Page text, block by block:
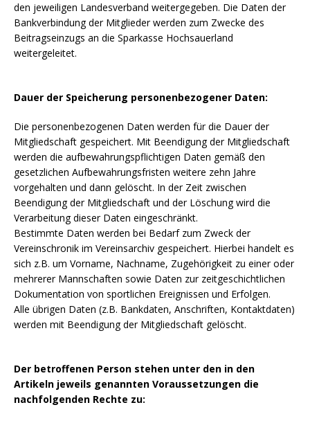
den jeweiligen Landesverband weitergegeben. Die Daten der
Bankverbindung der Mitglieder werden zum Zwecke des
Beitragseinzugs an die Sparkasse Hochsauerland
weitergeleitet.
Dauer der Speicherung personenbezogener Daten:
Die personenbezogenen Daten werden für die Dauer der
Mitgliedschaft gespeichert. Mit Beendigung der Mitgliedschaft
werden die aufbewahrungspflichtigen Daten gemäß den
gesetzlichen Aufbewahrungsfristen weitere zehn Jahre
vorgehalten und dann gelöscht. In der Zeit zwischen
Beendigung der Mitgliedschaft und der Löschung wird die
Verarbeitung dieser Daten eingeschränkt.
Bestimmte Daten werden bei Bedarf zum Zweck der
Vereinschronik im Vereinsarchiv gespeichert. Hierbei handelt es
sich z.B. um Vorname, Nachname, Zugehörigkeit zu einer oder
mehrerer Mannschaften sowie Daten zur zeitgeschichtlichen
Dokumentation von sportlichen Ereignissen und Erfolgen.
Alle übrigen Daten (z.B. Bankdaten, Anschriften, Kontaktdaten)
werden mit Beendigung der Mitgliedschaft gelöscht.
Der betroffenen Person stehen unter den in den
Artikeln jeweils genannten Voraussetzungen die
nachfolgenden Rechte zu: